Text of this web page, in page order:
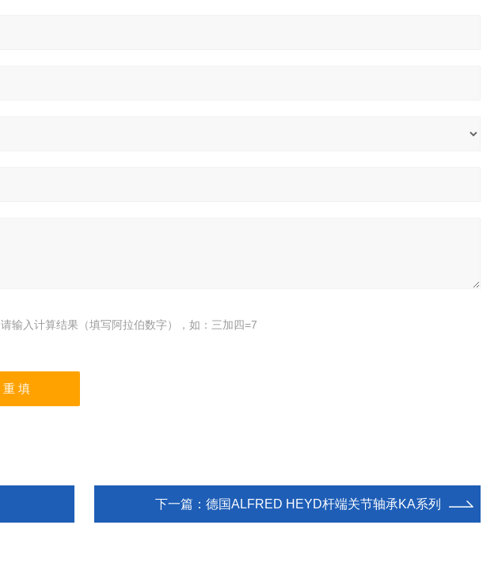
请输入计算结果（填写阿拉伯数字），如：三加四=7
下一篇： 德国ALFRED HEYD杆端关节轴承KA系列